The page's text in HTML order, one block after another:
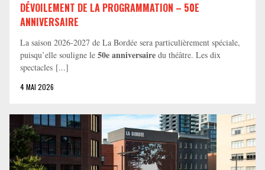
DÉVOILEMENT DE LA PROGRAMMATION – 50E
ANNIVERSAIRE
La saison 2026-2027 de La Bordée sera particulièrement spéciale,
puisqu’elle souligne le 50e anniversaire du théâtre. Les dix
spectacles [...]
4 MAI 2026